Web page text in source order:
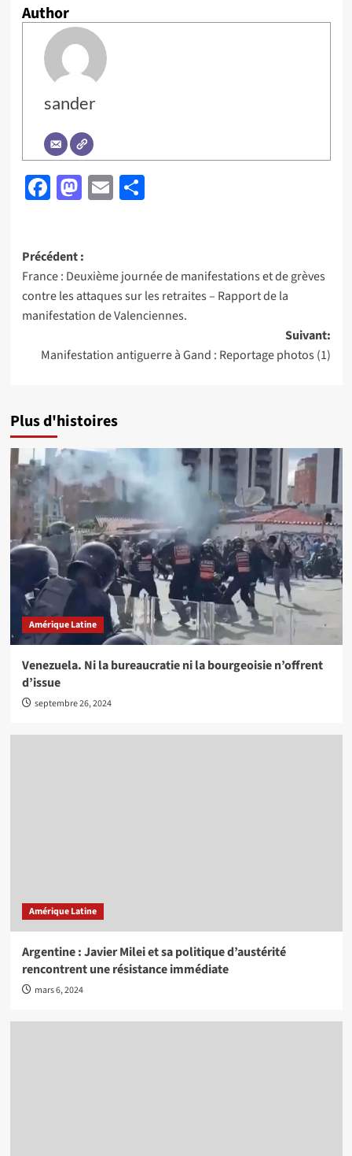
Author
sander
Facebook
Mastodon
EmailPartager
Navigation
d’article
Précédent :
France : Deuxième journée de manifestations et de grèves
contre les attaques sur les retraites – Rapport de la
manifestation de Valenciennes.
Suivant:
Manifestation antiguerre à Gand : Reportage photos (1)
Plus d'histoires
Amérique Latine
Venezuela. Ni la bureaucratie ni la bourgeoisie n’offrent
d’issue
septembre 26, 2024
Amérique Latine
Argentine : Javier Milei et sa politique d’austérité
rencontrent une résistance immédiate
mars 6, 2024